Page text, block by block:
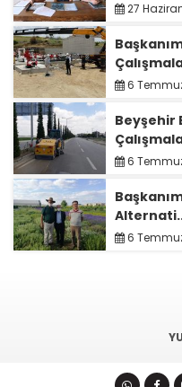
27
6
Beyşehir
6
6